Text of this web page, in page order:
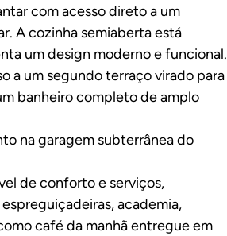
com acesso direto a um
A cozinha semiaberta está
um design moderno e funcional.
a um segundo terraço virado para
banheiro completo de amplo
na garagem subterrânea do
de conforto e serviços,
academia,
café da manhã entregue em